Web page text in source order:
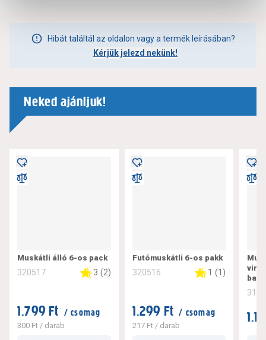
Hibát találtál az oldalon vagy a termék leírásában?
Kérjük jelezd nekünk!
Neked ajánljuk!
Muskátli álló 6-os pack
320517 3 (2)
1.799 Ft / csomag
300 Ft / darab
Futómuskátli 6-os pakk
320516 1 (1)
1.299 Ft / csomag
217 Ft/ darab